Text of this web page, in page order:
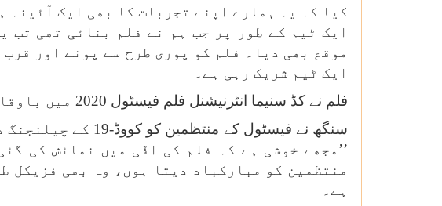
کیا کہ یہ ہمارے اپنے تجربات کا بھی ایک آئینہ
ایک ٹیم کے طور پر جب ہم نے فلم بنائی تھی تب
موقع بھی دیا۔ فلم کو پوری طرح سے پونے اور
ایک ٹیم شریک رہی ہے۔
فلم نے کڈ سنیما انٹرنیشنل فلم فیسٹول 2020 میں باوقار برونز ایلیفینٹ ایوارڈ حاصل کیا ہے۔
سنگھ نے فیسٹول
’’مجھے خوشی ہے کہ فلم کی افّی میں نمائش کی
منتظمین کو مبارکباد دیتا ہوں، وہ بھی فزیکل
ہے۔